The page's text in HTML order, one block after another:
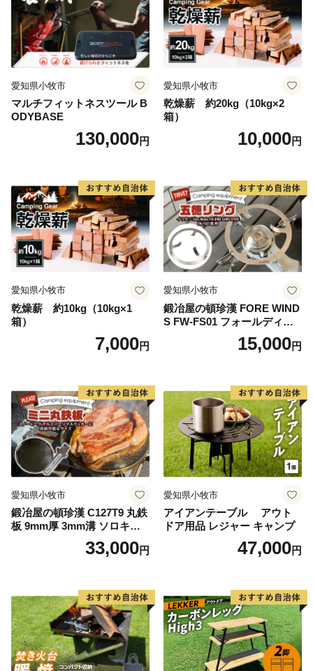
超えた趣のある木造駅舎が魅力的で「関東の駅百選」に
選出されています。また、勝田駅から阿字ヶ浦駅まで計
10駅（今後、国営ひたち海浜公園前まで延伸予定）に設
置されている駅名標は、それぞれの地域の魅力が一目で
伝わるユニークなデザインとなっており、2015年度グ
ッドデザイン賞を受賞しました。列車のレトロな雰囲気
と広大なお芋畑や田園風景を眺めながら、14.3ｋｍのシ
ョートトリップを楽しむことができます。
愛知県小牧市
マルチフィットネスツール B
ODYBASE
130,000円
愛知県小牧市
乾燥薪 約20kg（10kg×2
箱）
10,000円
愛知県小牧市
乾燥薪 約10kg（10kg×1
箱）
7,000円
愛知県小牧市
鍛冶屋の頓珍漢 FORE WIND
S FW-FS01 フォールディン
グ キャンプストーブ専用 五
15,000円
愛知県小牧市
鍛冶屋の頓珍漢 C127T9 丸鉄
板 9mm厚 3mm溝 ソロキャ
ンプ用 専用ハンドル付き ス
ノーピーク アルミパーソナ
33,000円
愛知県小牧市
アイアンテーブル アウト
ドア用品 レジャー キャンプ
47,000円